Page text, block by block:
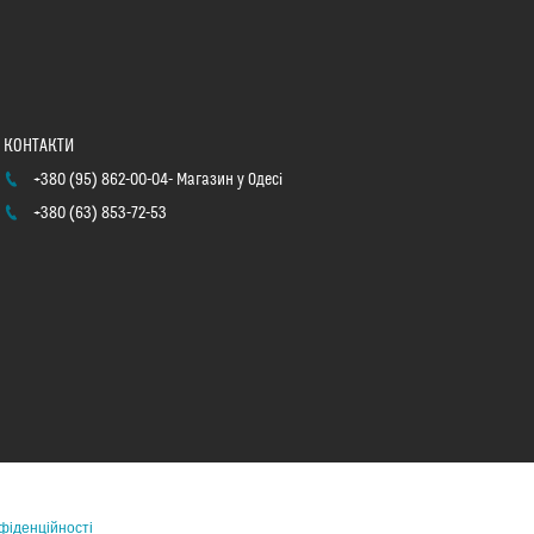
+380 (95) 862-00-04 Магазин у Одесі
+380 (63) 853-72-53